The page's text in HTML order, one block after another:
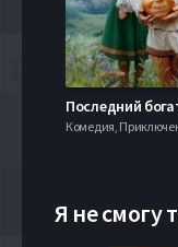
Я не смогу